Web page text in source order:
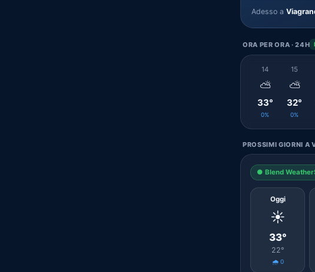
Adesso a
ORA PER ORA · 24H
14
⛅
33°
0%
15
⛅
32°
0%
PROSSIMI GIORNI A
● Blend
Oggi
☀️
33°
22°
🌧️ 0